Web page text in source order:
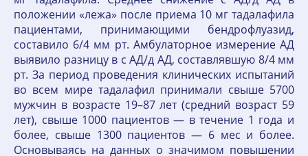
положении «лежа» после приема 10 мг тадалафила
пациентами, принимающими бендрофлуазид,
составило 6/4 мм рт. Амбулаторное измерение АД
выявило разницу в с АД/д АД, составлявшую 8/4 мм
рт. За период проведения клинических испытаний
во всем мире тадалафил принимали свыше 5700
мужчин в возрасте 19–87 лет (средний возраст 59
лет), свыше 1000 пациентов — в течение 1 года и
более, свыше 1300 пациентов — 6 мес и более.
Основываясь на данных о значимом повышении